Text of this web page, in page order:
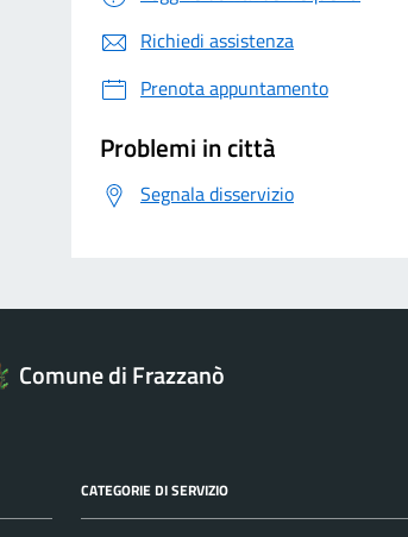
Richiedi assistenza
Prenota appuntamento
Problemi in città
Segnala disservizio
Comune di Frazzanò
CATEGORIE DI SERVIZIO